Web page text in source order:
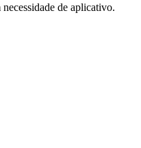
de aplicativo.